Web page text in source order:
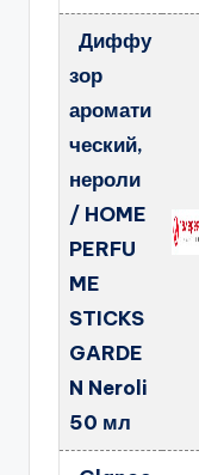
Диффу
зор
аромати
ческий,
нероли
/ HOME
PERFU
ME
STICKS
GARDE
N Neroli
50 мл